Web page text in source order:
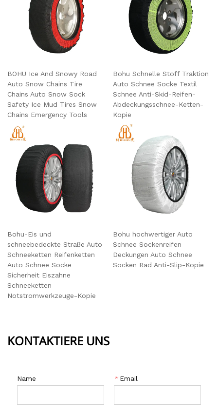
BOHU Ice And Snowy Road
Auto Snow Chains Tire
Chains Auto Snow Sock
Safety Ice Mud Tires Snow
Chains Emergency Tools
Bohu Schnelle Stoff Traktion
Auto Schnee Socke Textil
Schnee Anti-Skid-Reifen-
Abdeckungsschnee-Ketten-
Kopie
Bohu-Eis und
schneebedeckte Straße Auto
Schneeketten Reifenketten
Auto Schnee Socke
Sicherheit Eiszahne
Schneeketten
Notstromwerkzeuge-Kopie
Bohu hochwertiger Auto
Schnee Sockenreifen
Deckungen Auto Schnee
Socken Rad Anti-Slip-Kopie
KONTAKTIERE UNS
Name * Email